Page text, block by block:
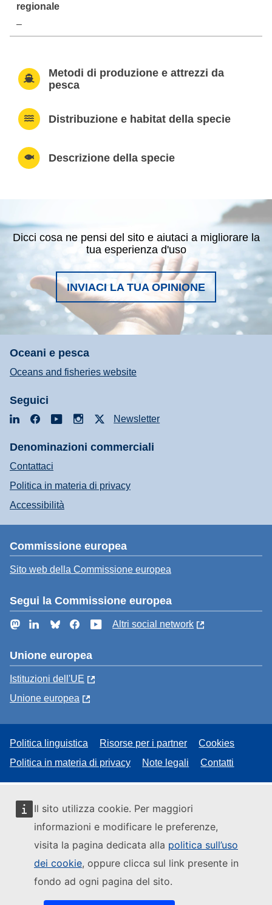
Il sito utilizza cookie. Per maggiori
informazioni e modificare le preferenze,
visita la pagina dedicata alla politica sull’uso
dei cookie, oppure clicca sul link presente in
fondo ad ogni pagina del sito.
–
Metodi di produzione e attrezzi da
pesca
Distribuzione e habitat della specie
Descrizione della specie
Dicci cosa ne pensi del sito e aiutaci a migliorare la
tua esperienza d'uso
INVIACI LA TUA OPINIONE
Oceani e pesca
Oceans and fisheries website
Seguici
LinkedInFacebookYouTubeInstagramNewsletter
Denominazioni commerciali
Contattaci
Politica in materia di privacy
Accessibilità
Commissione europea
Sito web della Commissione europea
Segui la Commissione europea
MastodonLinkedInBlueskyFacebookYouTube
Altri social network
Unione europea
Istituzioni dell'UE
Unione europea
Politica linguistica Risorse per i partner
Cookies
Politica in materia di privacy
Note legali Contatti